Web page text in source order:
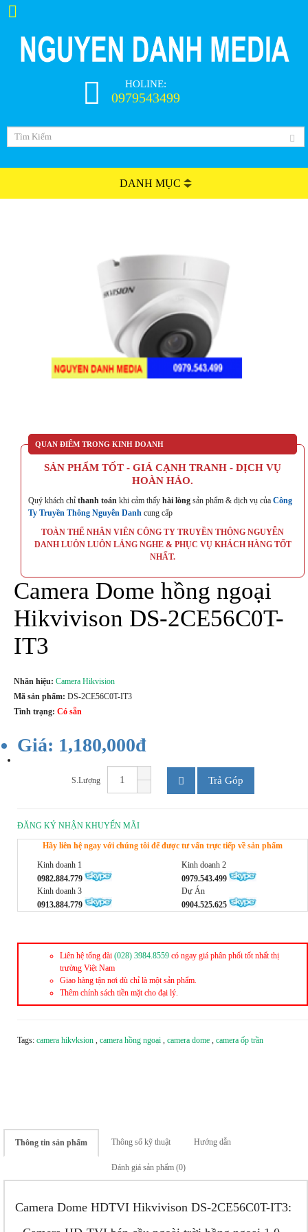
HOLINE:
0979543499
DANH MỤC
QUAN ĐIỂM TRONG KINH DOANH
SẢN PHẨM TỐT - GIÁ CẠNH TRANH - DỊCH VỤ
HOÀN HẢO.
Quý khách chỉ thanh toán khi cảm thấy hài lòng sản phẩm & dịch vụ của Công
Ty Truyền Thông Nguyễn Danh cung cấp
TOÀN THỂ NHÂN VIÊN CÔNG TY TRUYỀN THÔNG NGUYỄN
DANH LUÔN LUÔN LẮNG NGHE & PHỤC VỤ KHÁCH HÀNG TỐT
NHẤT.
Camera Dome hồng ngoại
Hikvivison DS-2CE56C0T-
IT3
Nhãn hiệu: Camera Hikvision
Mã sản phẩm: DS-2CE56C0T-IT3
Tình trạng: Có sẵn
Giá: 1,180,000đ
S.Lượng Trả Góp
ĐĂNG KÝ NHẬN KHUYẾN MÃI
Hãy liên hệ ngay với chúng tôi để được tư vấn trực tiếp về sản phẩm
Kinh doanh 1
0982.884.779
Kinh doanh 2
0979.543.499
Kinh doanh 3
0913.884.779
Dự Án
0904.525.625
Liên hệ tổng đài (028) 3984.8559 có ngay giá phân phối tốt nhất thị
trường Việt Nam
Giao hàng tận nơi dù chỉ là một sản phẩm.
Thêm chính sách tiền mặt cho đại lý.
Tags: camera hikvksion , camera hồng ngoại , camera dome , camera ốp trần
Thông tin sản phẩm Thông số kỹ thuật Hướng dẫn
Đánh giá sản phẩm (0)
Camera Dome HDTVI Hikvivison DS-2CE56C0T-IT3: